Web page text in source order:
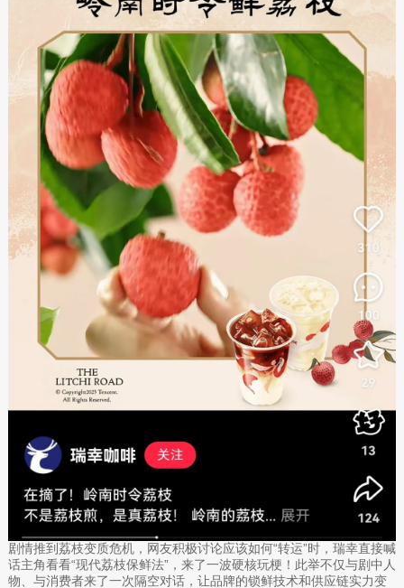
剧情推到荔枝变质危机，网友积极讨论应该如何“转运”时，瑞幸直接喊
话主角看看“现代荔枝保鲜法”，来了一波硬核玩梗！此举不仅与剧中人
物、与消费者来了一次隔空对话，让品牌的锁鲜技术和供应链实力变